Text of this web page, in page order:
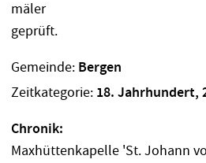
Gemeinde: Bergen
Zeitkategorie: 18. Jahrhundert,
Chronik:
Maxhüttenkapelle 'St. Johann